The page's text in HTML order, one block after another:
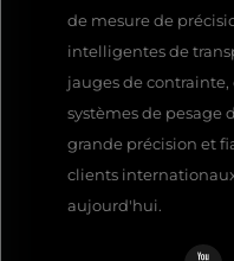
de mesure de
intelligentes de
jauges de
systèmes de pesage
grande précision et
clients
aujourd'hui.